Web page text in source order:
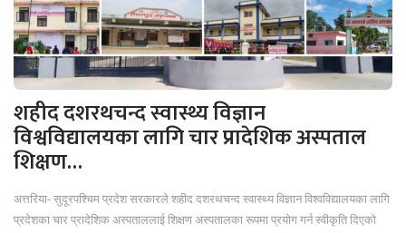
शहीद दशरथचन्द स्वास्थ्य विज्ञान
विश्वविद्यालयका लागि चार प्रादेशिक अस्पताल
शिक्षण…
अत्तरिया- सुदूरपश्चिम प्रदेश सरकारले शहीद दशरथचन्द स्वास्थ्य विज्ञान विश्वविद्यालयका लागि
प्रदेशका चार प्रादेशिक अस्पताललाई शिक्षण अस्पतालका रूपमा प्रयोग गर्न स्वीकृति दिएको